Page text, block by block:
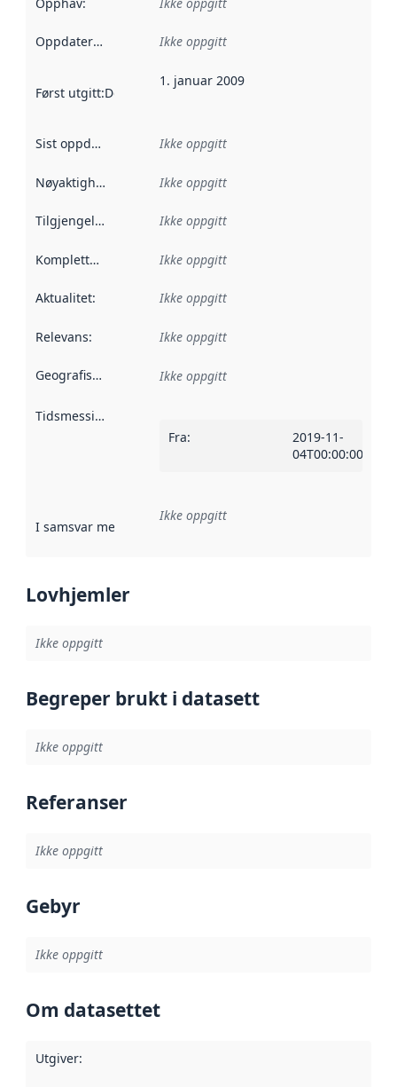
Oppdateringsfrekvens :
Ikke oppgitt
Først utgitt:Denne datoen sier når dataene i dette
1. januar 2009
Sist oppdatert Ikke oppgitt
Nøyaktighet Ikke oppgitt
Tilgjengelighet Ikke oppgitt
Kompletthet Ikke oppgitt
Aktualitet: Ikke oppgitt
Relevans: Ikke oppgitt
Geografisk avgrensning :
Ikke oppgitt
Tidsmessig avgrensning
Fra:
2019-11-
04T00:00:00Z
I samsvar med Referanse til en implementasjonsregel
Ikke oppgitt
Lovhjemler
Ikke oppgitt
Begreper brukt i datasett
Ikke oppgitt
Referanser
Ikke oppgitt
Gebyr
Ikke oppgitt
Om datasettet
Utgiver: